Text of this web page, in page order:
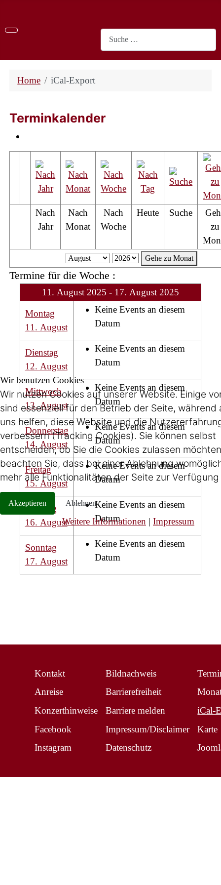
Suchen
Home iCal-Export
Terminkalender
Nach
Jahr
Nach
Monat
Nach
Woche
Heute Suche
zu
Gehe zu Monat
Termine für die Woche :
11. August 2025 - 17. August 2025
Montag
11. August
Keine Events an diesem
Datum
Dienstag
12. August
Keine Events an diesem
Datum
Mittwoch
13. August
Keine Events an diesem
Datum
Donnerstag
14. August
Keine Events an diesem
Datum
Freitag
15. August
Keine Events an diesem
Datum
Samstag
16. August
Keine Events an diesem
Datum
Sonntag
17. August
Keine Events an diesem
Datum
Kontakt
Anreise
Konzerthinweise
Facebook
Instagram
Bildnachweis
Barrierefreiheit
Barriere melden
Impressum/Disclaimer
Datenschutz
iCal-
Karte
Wir benutzen Cookies
Wir nutzen Cookies auf unserer Website. Einige
sind essenziell für den Betrieb der Seite, während
uns helfen, diese Website und die
verbessern (Tracking Cookies). Sie können selbst
entscheiden, ob Sie die Cookies zulassen
beachten Sie, dass bei einer Ablehnung
mehr alle Funktionalitäten der Seite zur
Akzeptieren Ablehnen
Weitere Informationen | Impressum